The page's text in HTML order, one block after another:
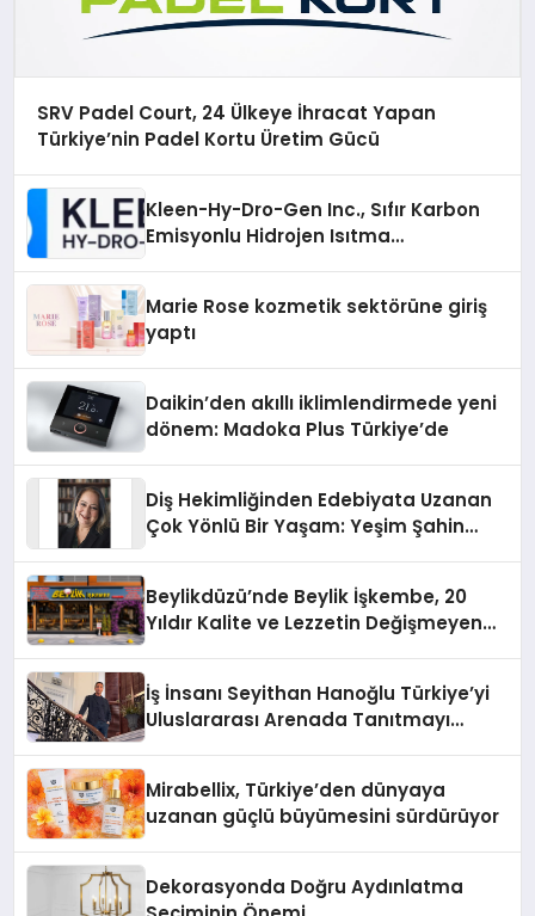
SRV Padel Court, 24 Ülkeye İhracat Yapan
Türkiye’nin Padel Kortu Üretim Gücü
Kleen-Hy-Dro-Gen Inc., Sıfır Karbon
Emisyonlu Hidrojen Isıtma
Marie Rose kozmetik sektörüne giriş
yaptı
Daikin’den akıllı iklimlendirmede yeni
dönem: Madoka Plus Türkiye’de
Diş Hekimliğinden Edebiyata Uzanan
Çok Yönlü Bir Yaşam: Yeşim Şahin
Beylikdüzü’nde Beylik İşkembe, 20
Yıldır Kalite ve Lezzetin Değişmeyen
İş İnsanı Seyithan Hanoğlu Türkiye’yi
Uluslararası Arenada Tanıtmayı
Mirabellix, Türkiye’den dünyaya
uzanan güçlü büyümesini sürdürüyor
Dekorasyonda Doğru Aydınlatma